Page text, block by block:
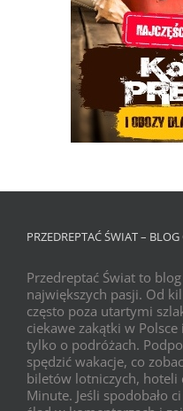
PRZEDREPTAĆ ŚWIAT –
Przedreptać Świat to
największych pasji. Od
często poza utartymi
ciekawe zakątki w
tylko o podróżach.
spędzić wakacje, co
biletów lotniczych, hoteli
Minute. Jeśli spodobało